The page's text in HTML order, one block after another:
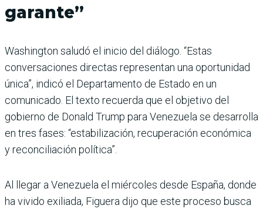
garante”
Washington saludó el inicio del diálogo. “Estas
conversaciones directas representan una oportunidad
única”, indicó el Departamento de Estado en un
comunicado. El texto recuerda que el objetivo del
gobierno de Donald Trump para Venezuela se desarrolla
en tres fases: “estabilización, recuperación económica
y reconciliación política”.
Al llegar a Venezuela el miércoles desde España, donde
ha vivido exiliada, Figuera dijo que este proceso busca